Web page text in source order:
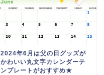
2024年6月は父の日グッズが
かわいい丸文字カレンダーテ
ンプレートがおすすめ★